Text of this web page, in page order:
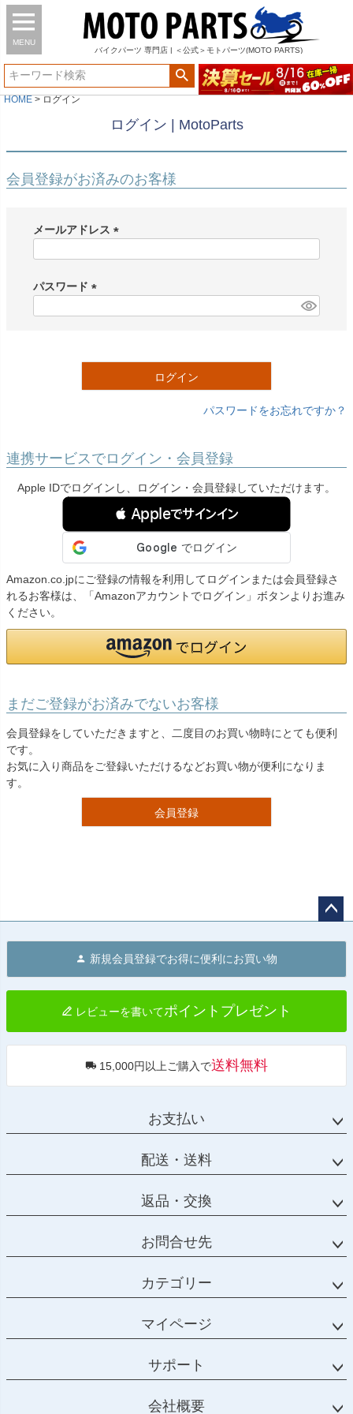
MENU
バイク パーツ 専門店 | ＜公式＞モトパーツ(MOTO PARTS)
HOME ログイン
ログイン | MotoParts
会員登録がお済みのお客様
メールアドレス
)
パスワード
ログイン
パスワードをお忘れですか？
連携サービスでログイン・会員登録
Apple IDでログインし、ログイン・会員登録していただけます。
 Appleでサインイン
Amazon.co.jpにご登録の情報を利用してログインまたは会員登録さ
れるお客様は、「Amazonアカウントでログイン」ボタンよりお進み
ください。
まだご登録がお済みでないお客様
会員登録をしていただきますと、二度目のお買い物時にとても便利
です。
お気に入り商品をご登録いただけるなどお買い物が便利になりま
す。
会員登録
へ
新規会員登録でお得に便利にお買い物
レビューを書いてポイントプレゼント
15,000円以上ご購入で送料無料
お支払い
配送・送料
返品・交換
お問合せ先
カテゴリー
マイページ
サポート
会社概要